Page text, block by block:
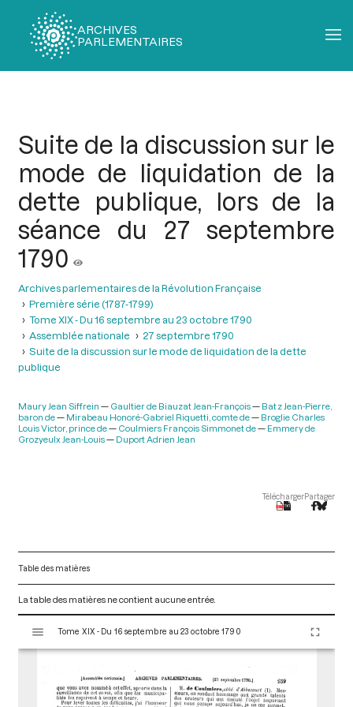
ARCHIVES
PARLEMENTAIRES
Suite de la discussion sur le
mode de liquidation de la
dette publique, lors de la
séance du 27 septembre
1790
Archives parlementaires de la Révolution Française
Première série (1787-1799)
Tome XIX - Du 16 septembre au 23 octobre 1790
Assemblée nationale
27 septembre 1790
Suite de la discussion sur le mode de liquidation de la dette
publique
Maury Jean Siffrein Gaultier de Biauzat Jean-François
Batz Jean-Pierre,
baron de
Mirabeau Honoré-Gabriel Riquetti, comte de
Broglie Charles
Louis Victor, prince de
Coulmiers François Simmonet de
Emmery de
Grozyeulx Jean-Louis
Duport Adrien Jean
TéléchargerPartager
Table des matières
La table des matières ne contient aucune entrée.
s
Tome XIX - Du 16 septembre au 23 octobre 1790